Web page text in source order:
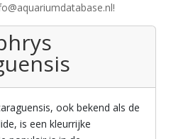
ook bekend als de
is een kleurrijke